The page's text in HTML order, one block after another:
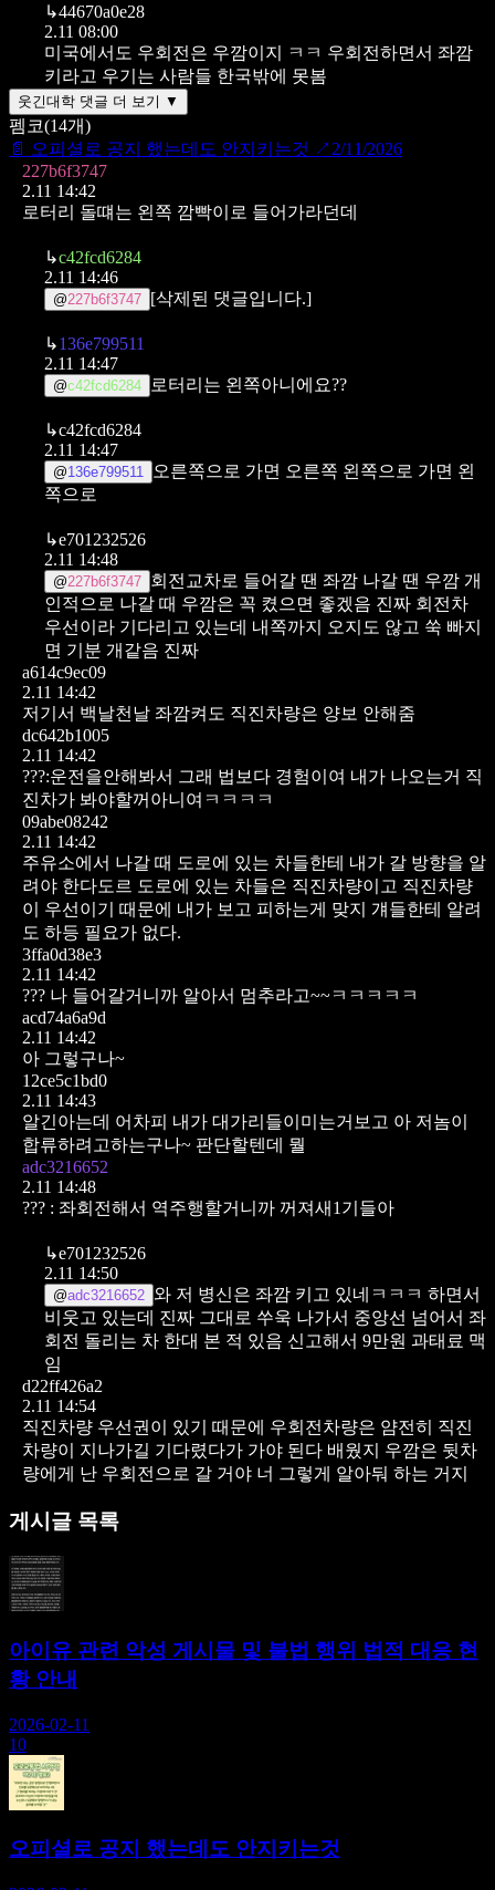
↳44670a0e28
2.11 08:00
미국에서도 우회전은 우깜이지 ㅋㅋ 우회전하면서 좌깜
키라고 우기는 사람들 한국밖에 못봄
웃긴대학 댓글 더 보기 ▼
펨코(14개)
📄
오피셜로 공지 했는데도 안지키는것 ↗ 2/11/2026
227b6f3747
2.11 14:42
로터리 돌떄는 왼쪽 깜빡이로 들어가라던데
↳c42fcd6284
2.11 14:46
@227b6f3747 [삭제된 댓글입니다.]
↳136e799511
2.11 14:47
@c42fcd6284 로터리는 왼쪽아니에요??
↳c42fcd6284
2.11 14:47
@136e799511
오른쪽으로 가면 오른쪽 왼쪽으로 가면 왼
쪽으로
↳e701232526
2.11 14:48
@227b6f3747 회전교차로 들어갈 땐 좌깜 나갈 땐 우깜 개
인적으로 나갈 때 우깜은 꼭 켰으면 좋겠음 진짜 회전차
우선이라 기다리고 있는데 내쪽까지 오지도 않고 쑥 빠지
면 기분 개같음 진짜
a614c9ec09
2.11 14:42
저기서 백날천날 좌깜켜도 직진차량은 양보 안해줌
dc642b1005
2.11 14:42
???:운전을안해봐서 그래 법보다 경험이여 내가 나오는거 직
진차가 봐야할꺼아니여ㅋㅋㅋㅋ
09abe08242
2.11 14:42
주유소에서 나갈 때 도로에 있는 차들한테 내가 갈 방향을 알
려야 한다도르 도로에 있는 차들은 직진차량이고 직진차량
이 우선이기 때문에 내가 보고 피하는게 맞지 걔들한테 알려
도 하등 필요가 없다.
3ffa0d38e3
2.11 14:42
??? 나 들어갈거니까 알아서 멈추라고~~ㅋㅋㅋㅋㅋ
acd74a6a9d
2.11 14:42
아 그렇구나~
12ce5c1bd0
2.11 14:43
알긴아는데 어차피 내가 대가리들이미는거보고 아 저놈이
합류하려고하는구나~ 판단할텐데 뭘
adc3216652
2.11 14:48
??? : 좌회전해서 역주행할거니까 꺼져새1기들아
↳e701232526
2.11 14:50
@adc3216652 와 저 병신은 좌깜 키고 있네ㅋㅋㅋ 하면서
비웃고 있는데 진짜 그대로 쑤욱 나가서 중앙선 넘어서 좌
회전 돌리는 차 한대 본 적 있음 신고해서 9만원 과태료 맥
임
d22ff426a2
2.11 14:54
직진차량 우선권이 있기 때문에 우회전차량은 얌전히 직진
차량이 지나가길 기다렸다가 가야 된다 배웠지 우깜은 뒷차
량에게 난 우회전으로 갈 거야 너 그렇게 알아둬 하는 거지
게시글 목록
아이유 관련 악성 게시물 및 불법 행위 법적 대응 현
황 안내
2026-02-11
10
오피셜로 공지 했는데도 안지키는것